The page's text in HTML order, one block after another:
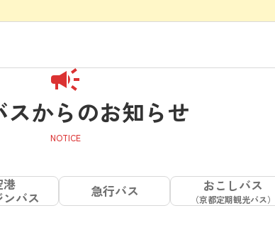
スからのお知らせ
港
ンバス
急行バス おこしバス
（京都定期観光バス）